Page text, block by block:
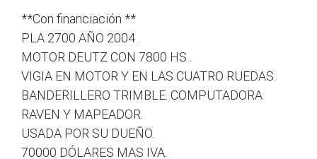
**Con financiación **
PLA 2700 AÑO 2004 .
MOTOR DEUTZ CON 7800 HS .
VIGIA EN MOTOR Y EN LAS CUATRO RUEDAS.
BANDERILLERO TRIMBLE. COMPUTADORA
RAVEN Y MAPEADOR.
USADA POR SU DUEÑO.
70000 DÓLARES MAS IVA.